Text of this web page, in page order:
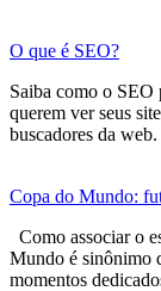
O que é SEO?
Saiba como o SEO
querem ver seus
buscadores da
Copa do Mundo:
Como associar o
Mundo é sinônimo
momentos